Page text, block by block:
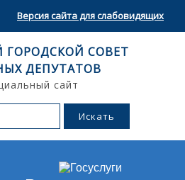
Версия сайта для слабовидящих
ГОРОДСКОЙ СОВЕТ
ДЕПУТАТОВ
сайт